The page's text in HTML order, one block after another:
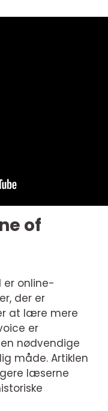
of
er online-
der er
at lære mere
er
nødvendige
måde. Artiklen
læserne